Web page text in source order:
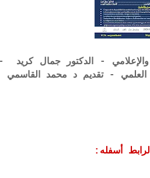
- تقديم د محمد القاسمي